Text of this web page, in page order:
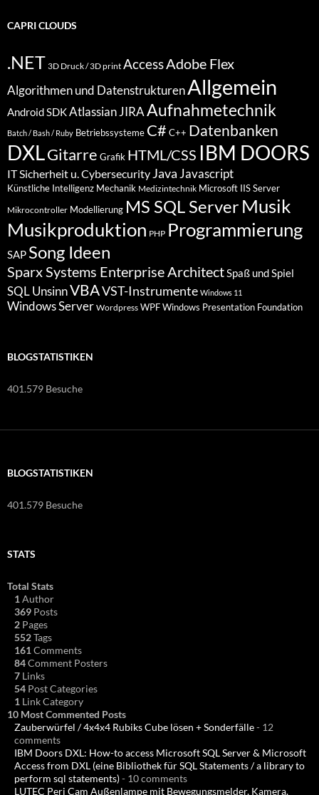
CAPRI CLOUDS
.NET 3D Druck / 3D print AccessAdobe Flex
Algorithmen und DatenstrukturenAllgemein
Android SDKAtlassian JIRAAufnahmetechnik
Batch / Bash / Ruby Betriebssysteme C# C++ Datenbanken
DXLGitarre Grafik HTML/CSS IBM DOORS
IT Sicherheit u. Cybersecurity Java Javascript
Künstliche Intelligenz Mechanik Medizintechnik Microsoft IIS Server
Mikrocontroller Modellierung MS SQL Server Musik
Musikproduktion PHP Programmierung
SAP Song Ideen
Sparx Systems Enterprise ArchitectSpaß und Spiel
SQL UnsinnVBAVST-Instrumente Windows 11
Windows Server Wordpress WPF Windows Presentation Foundation
BLOGSTATISTIKEN
401.579 Besuche
BLOGSTATISTIKEN
401.579 Besuche
STATS
Total Stats
1 Author
369 Posts
2 Pages
552Tags
161 Comments
84Comment Posters
7 Links
54 Post Categories
1 Link Category
10 Most Commented Posts
Zauberwürfel / 4x4x4 Rubiks Cube lösen + Sonderfälle- 12
comments
IBM Doors DXL: How-to access Microsoft SQL Server & Microsoft
Access from DXL (eine Bibliothek für SQL Statements / a library to
perform sql statements)- 10 comments
LUTEC Peri Cam Außenlampe mit Bewegungsmelder, Kamera,